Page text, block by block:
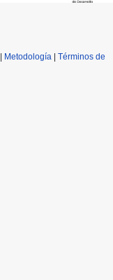
Metodología| Términos de